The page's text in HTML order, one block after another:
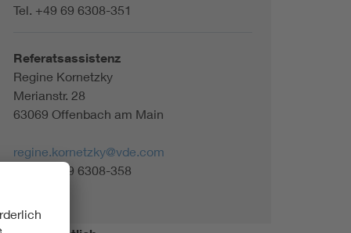
Tel. +49 69 6308-351
Referatsassistenz
Regine Kornetzky
Merianstr. 28
63069 Offenbach am Main
regine.kornetzky@vde.com
Tel. +49 69 6308-358